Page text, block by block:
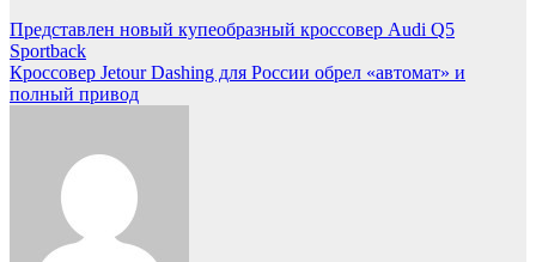
Навигация
по
записям
Представлен новый купеобразный кроссовер Audi Q5
Sportback
Кроссовер Jetour Dashing для России обрел «автомат» и
полный привод